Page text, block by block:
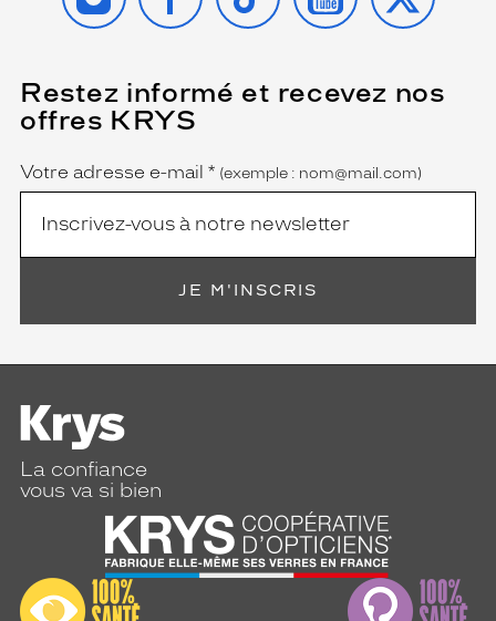
Restez informé et recevez nos
offres KRYS
Name
Votre adresse e-mail *
(Ce
champ
est
obligatoire)
(exemple : nom@mail.com)
JE M'INSCRIS
La confiance
vous va si bien